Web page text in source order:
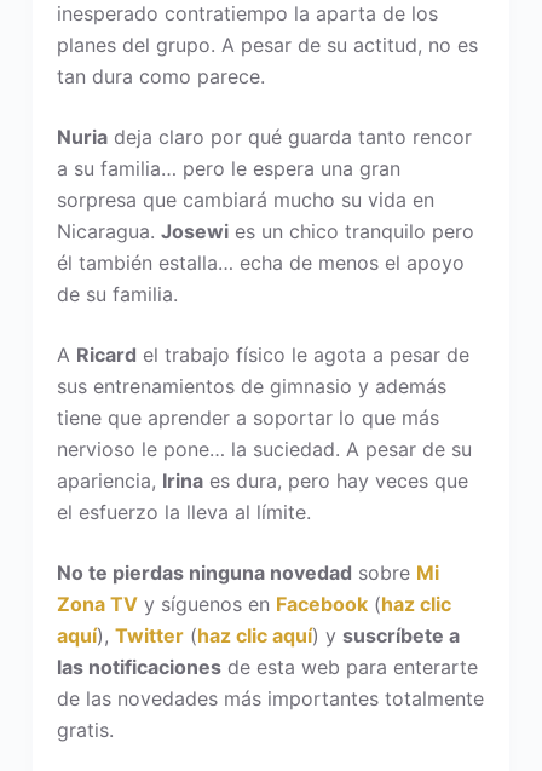
inesperado contratiempo la aparta de los
planes del grupo. A pesar de su actitud, no es
tan dura como parece.
Nuriadeja claro por qué guarda tanto rencor
a su familia… pero le espera una gran
sorpresa que cambiará mucho su vida en
Nicaragua. Josewies un chico tranquilo pero
él también estalla… echa de menos el apoyo
de su familia.
A Ricard el trabajo físico le agota a pesar de
sus entrenamientos de gimnasio y además
tiene que aprender a soportar lo que más
nervioso le pone… la suciedad. A pesar de su
apariencia, Irinaes dura, pero hay veces que
el esfuerzo la lleva al límite.
No te pierdas ninguna novedad sobre Mi
Zona TVy síguenos en Facebook(haz clic
aquí), Twitter(haz clic aquí) y suscríbete a
las notificacionesde esta web para enterarte
de las novedades más importantes totalmente
gratis.